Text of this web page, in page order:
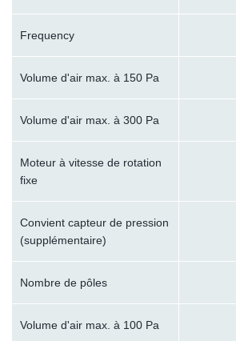
Frequency
Volume d'air max. à 150 Pa
Volume d'air max. à 300 Pa
Moteur à vitesse de rotation
fixe
Convient capteur de pression
(supplémentaire)
Nombre de pôles
Volume d'air max. à 100 Pa